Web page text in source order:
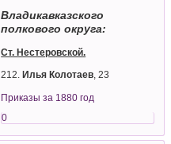
Владикавказского
полкового округа:
Ст. Нестеровской.
212. Илья Колотаев , 23
Приказы за 1880 год
0